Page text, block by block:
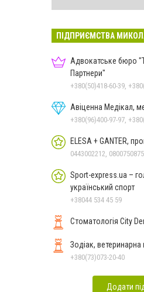
ПІДПРИЄМСТВА
Адвокатське бюро
Партнери"
Авіценна Медікал,
+380(96)400-97-97,
0443002212,
Sport-express.ua –
український спорт
+38044 534 45 59
Стоматологія City
Зодіак, ветеринарна
+380(73)073-20-40
Додати